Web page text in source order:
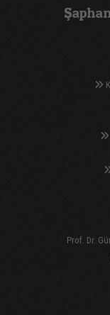
Prof. Dr.